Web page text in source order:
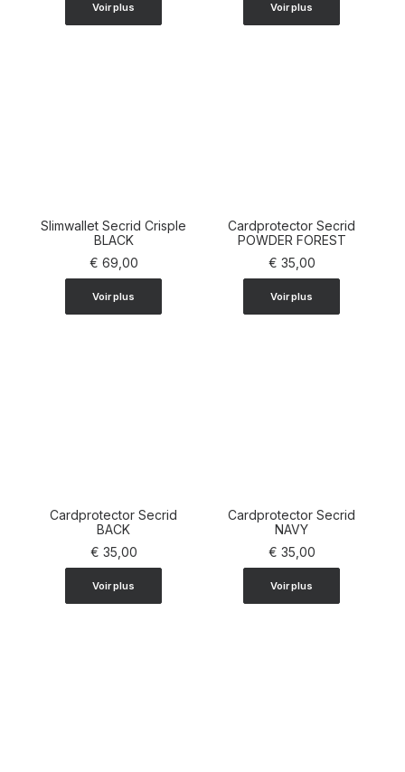
Voir plus Voir plus
AJOUTER AU PANIER
Slimwallet Secrid Crisple
BLACK
€ 69,00
Voir plus
AJOUTER AU PANIER
Cardprotector Secrid
POWDER FOREST
€ 35,00
Voir plus
AJOUTER AU PANIER
Cardprotector Secrid
BACK
€ 35,00
Voir plus
AJOUTER AU PANIER
Cardprotector Secrid
NAVY
€ 35,00
Voir plus